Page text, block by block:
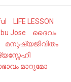
LIFE LESSON
Jose
ദൈവം
മനുഷ്യജീവിതം
മാറുമോ